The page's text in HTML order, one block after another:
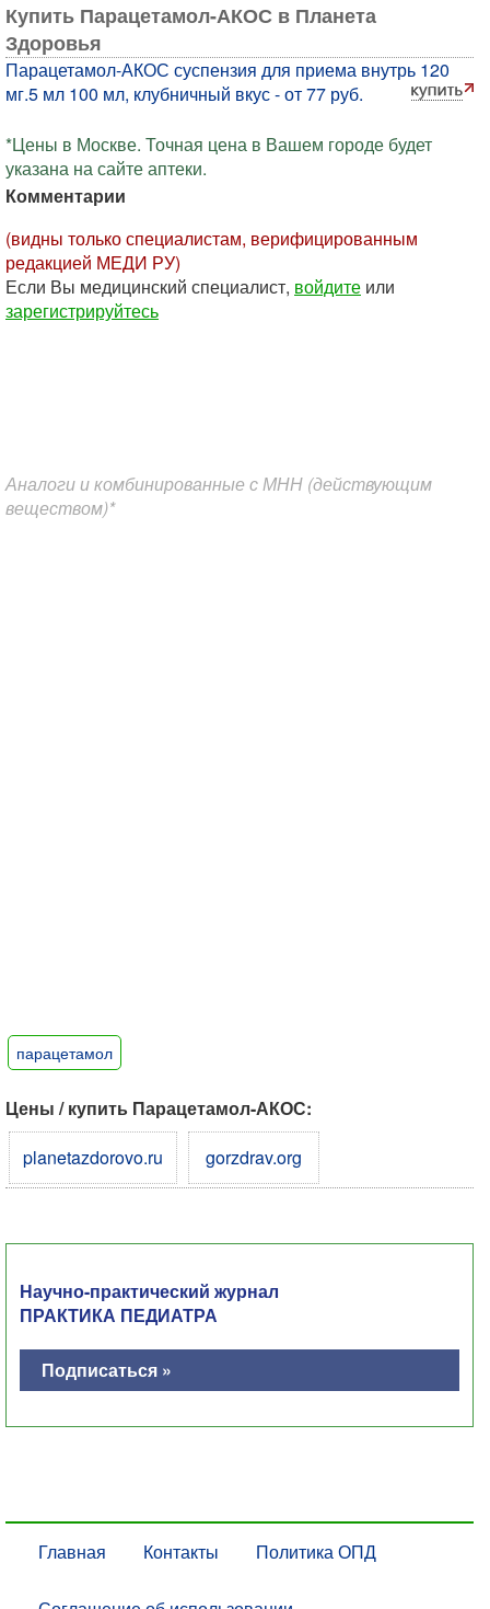
Купить Парацетамол-АКОС в Планета
Здоровья
Парацетамол-АКОС суспензия для приема внутрь 120
мг.5 мл 100 мл, клубничный вкус - от 77 руб.
*Цены в Москве. Точная цена в Вашем городе будет
указана на сайте аптеки.
Комментарии
(видны только специалистам, верифицированным
редакцией МЕДИ РУ)
Если Вы медицинский специалист, войдите или
зарегистрируйтесь
Аналоги и комбинированные с МНН (действующим
веществом)*
парацетамол
Цены / купить Парацетамол-АКОС:
planetazdorovo.ru
gorzdrav.org
Научно-практический журнал
ПРАКТИКА ПЕДИАТРА
Подписаться »
Главная Контакты Политика ОПД